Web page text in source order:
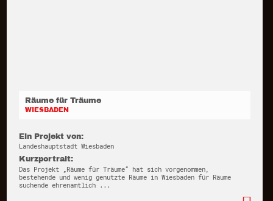
Räume für Träume
WIESBADEN
Ein Projekt von:
Landeshauptstadt Wiesbaden
Kurzportrait:
Das Projekt „Räume für Träume“ hat sich vorgenommen,
bestehende und wenig genutzte Räume in Wiesbaden für Räume
suchende ehrenamtlich ...